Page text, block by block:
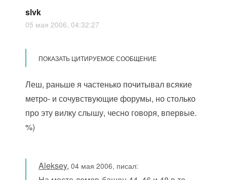
slvk
05 мая 2006, 04:32:27
ПОКАЗАТЬ ЦИТИРУЕМОЕ СООБЩЕНИЕ
Леш, раньше я частенько почитывал всякие
метро- и сочувствующие форумы, но столько
про эту вилку слышу, чесно говоря, впервые.
%)
Aleksey,04 мая 2006, писал: